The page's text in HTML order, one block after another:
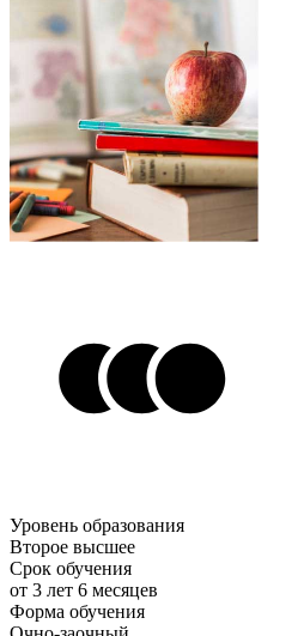
Уровень образования
Второе высшее
Срок обучения
от 3 лет 6 месяцев
Форма обучения